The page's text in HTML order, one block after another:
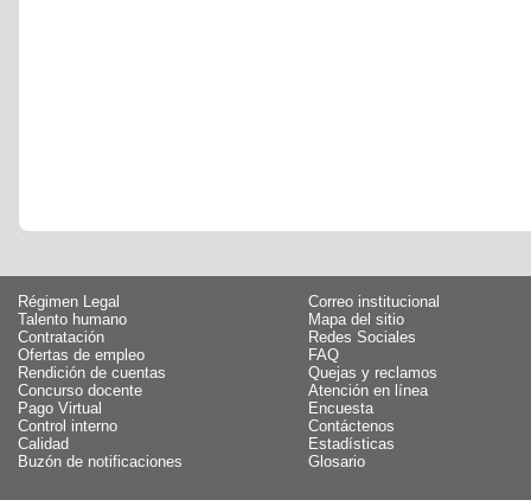
Régimen Legal
Talento humano
Contratación
Ofertas de empleo
Rendición de cuentas
Concurso docente
Pago Virtual
Control interno
Calidad
Buzón de notificaciones
Correo institucional
Mapa del sitio
Redes Sociales
FAQ
Quejas y reclamos
Atención en línea
Encuesta
Contáctenos
Estadísticas
Glosario